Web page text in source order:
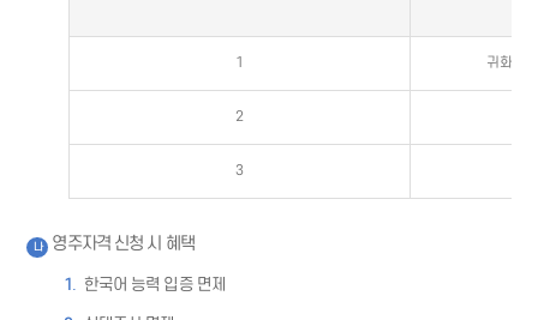
1 귀화신
2
3
영주자격 신청 시 혜택
한국어 능력 입증 면제